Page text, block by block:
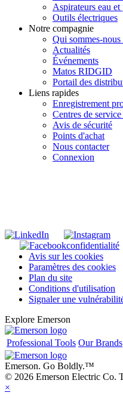
Aspirateurs eau et
Outils électriques
Notre compagnie
Qui sommes-nous
Actualités
Événements
Matos RIDGID
Portail des
Liens rapides
Enregistrement
Centres de
Avis de sécurité
Points d'achat
Nous contacter
Connexion
confidentialité
Avis sur les cookies
Paramètres des cookies
Plan du site
Conditions d'utilisation
Signaler une
Explore Emerson
Professional Tools Our Brands
Emerson. Go Boldly.™
© 2026 Emerson Electric Co.
×